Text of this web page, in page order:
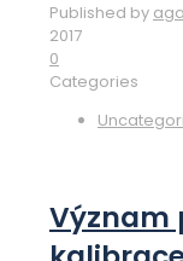
Published by
2017
0
Categories
Význam